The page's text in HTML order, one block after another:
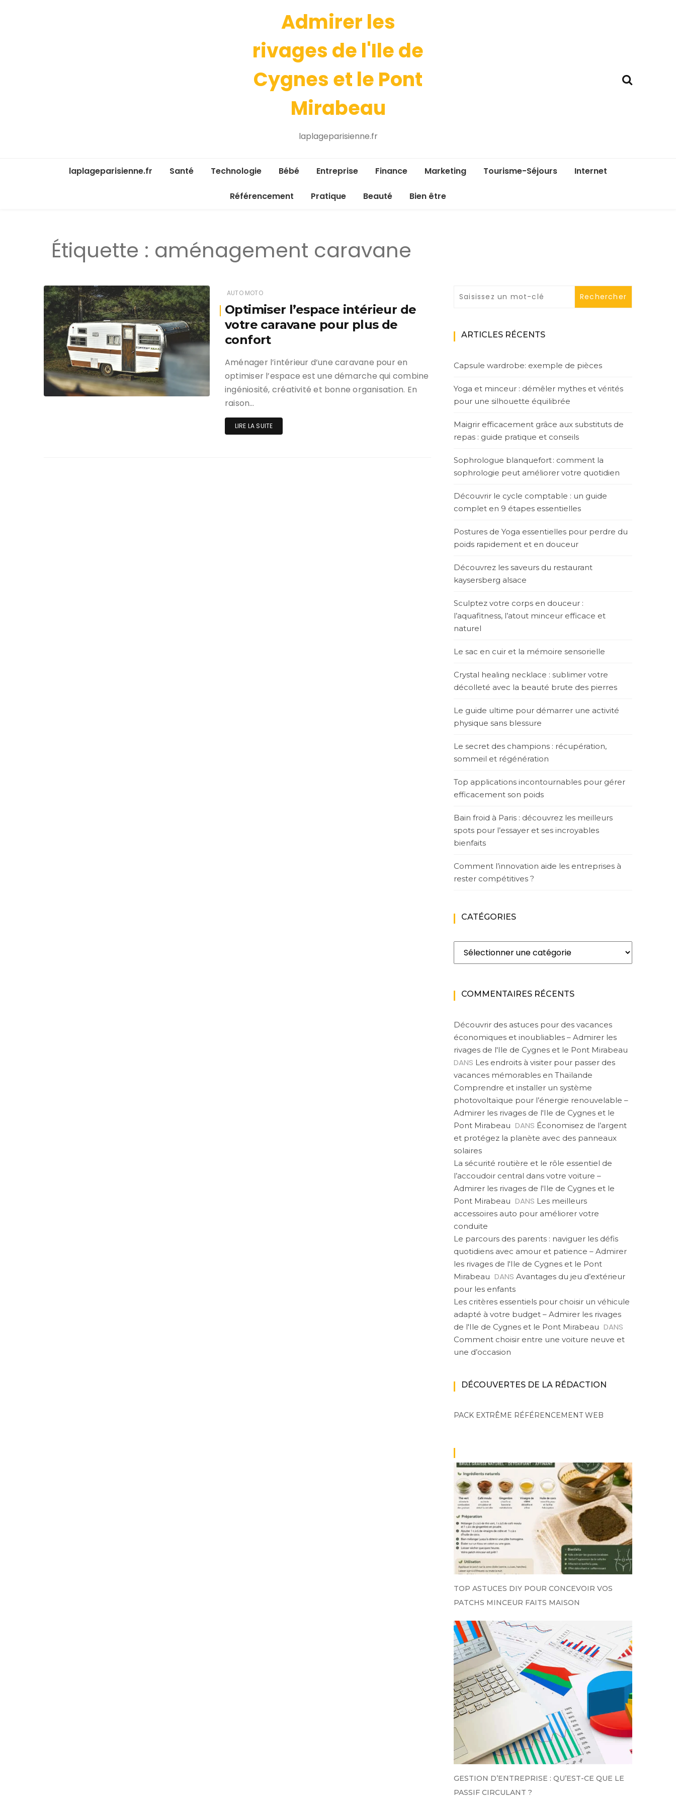
Admirer les
rivages de l'Ile de
Cygnes et le Pont
Mirabeau
laplageparisienne.fr
laplageparisienne.fr Santé Technologie Bébé Entreprise Finance Marketing Tourisme-Séjours Internet
Référencement Pratique Beauté Bien être
Étiquette : aménagement caravane
AUTO MOTO
Optimiser l’espace intérieur de
votre caravane pour plus de
confort
Aménager l’intérieur d’une caravane pour en
optimiser l’espace est une démarche qui combine
ingéniosité, créativité et bonne organisation. En
raison…
LIRE LA SUITE
ARTICLES RÉCENTS
Capsule wardrobe: exemple de pièces
Yoga et minceur : démêler mythes et vérités
pour une silhouette équilibrée
Maigrir efficacement grâce aux substituts de
repas : guide pratique et conseils
Sophrologue blanquefort : comment la
sophrologie peut améliorer votre quotidien
Découvrir le cycle comptable : un guide
complet en 9 étapes essentielles
Postures de Yoga essentielles pour perdre du
poids rapidement et en douceur
Découvrez les saveurs du restaurant
kaysersberg alsace
Sculptez votre corps en douceur :
l’aquafitness, l’atout minceur efficace et
naturel
Le sac en cuir et la mémoire sensorielle
Crystal healing necklace : sublimer votre
décolleté avec la beauté brute des pierres
Le guide ultime pour démarrer une activité
physique sans blessure
Le secret des champions : récupération,
sommeil et régénération
Top applications incontournables pour gérer
efficacement son poids
Bain froid à Paris : découvrez les meilleurs
spots pour l’essayer et ses incroyables
bienfaits
Comment l’innovation aide les entreprises à
rester compétitives ?
CATÉGORIES
Catégories
COMMENTAIRES RÉCENTS
Découvrir des astuces pour des vacances
économiques et inoubliables – Admirer les
rivages de l'Ile de Cygnes et le Pont Mirabeau
DANS Les endroits à visiter pour passer des
vacances mémorables en Thaïlande
Comprendre et installer un système
photovoltaïque pour l’énergie renouvelable –
Admirer les rivages de l'Ile de Cygnes et le
Pont Mirabeau DANS Économisez de l’argent
et protégez la planète avec des panneaux
solaires
La sécurité routière et le rôle essentiel de
l’accoudoir central dans votre voiture –
Admirer les rivages de l'Ile de Cygnes et le
Pont Mirabeau DANS Les meilleurs
accessoires auto pour améliorer votre
conduite
Le parcours des parents : naviguer les défis
quotidiens avec amour et patience – Admirer
les rivages de l'Ile de Cygnes et le Pont
Mirabeau DANS Avantages du jeu d’extérieur
pour les enfants
Les critères essentiels pour choisir un véhicule
adapté à votre budget – Admirer les rivages
de l'Ile de Cygnes et le Pont Mirabeau DANS
Comment choisir entre une voiture neuve et
une d’occasion
DÉCOUVERTES DE LA RÉDACTION
PACK EXTRÊME RÉFÉRENCEMENT WEB
TOP ASTUCES DIY POUR CONCEVOIR VOS
PATCHS MINCEUR FAITS MAISON
GESTION D’ENTREPRISE : QU’EST-CE QUE LE
PASSIF CIRCULANT ?